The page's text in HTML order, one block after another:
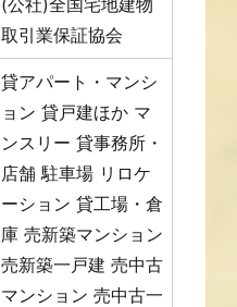
取引業保証協会
貸アパート・マンシ
ョン 貸戸建ほか マ
ンスリー 貸事務所・
店舗 駐車場 リロケ
ーション 貸工場・倉
庫 売新築マンション
売新築一戸建 売中古
マンション 売中古一